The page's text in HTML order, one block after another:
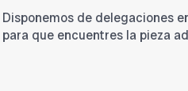
Disponemos de delegaciones
para que encuentres la pieza